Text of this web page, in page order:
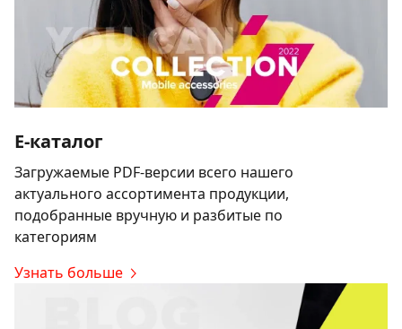
E-каталог
Загружаемые PDF-версии всего нашего
актуального ассортимента продукции,
подобранные вручную и разбитые по
категориям
Узнать больше